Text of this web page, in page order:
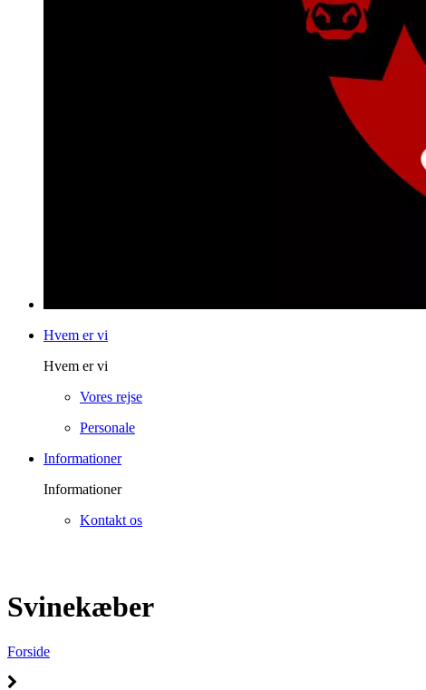
Hvem er vi
Hvem er vi
Vores rejse
Personale
Informationer
Informationer
Kontakt os
Svinekæber
Forside